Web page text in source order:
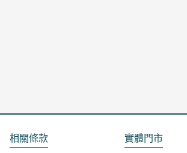
相關條款 實體門市